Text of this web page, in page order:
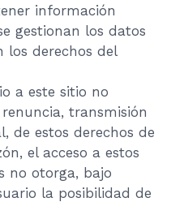
información
gestionan los datos
los derechos del
a este sitio no
transmisión
de estos derechos de
el acceso a estos
no otorga, bajo
la posibilidad de